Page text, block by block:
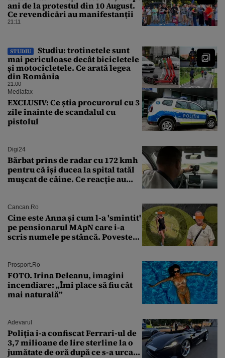
ani de la protestul din 10 August.
Ce revendicări au manifestanții
21:11
STUDIU
Studiu: trotinetele sunt
mai periculoase decât bicicletele
și motocicletele. Ce arată legea
din România
21:00
Mediafax
EXCLUSIV: Ce știa procurorul cu 3
zile înainte de scandalul cu
pistolul
Digi24
Bărbat prins de radar cu 172 kmh
pentru că își ducea la spital tatăl
muşcat de câine. Ce reacție au
Cancan.ro
Cine este Anna și cum l-a 'smintit'
pe pensionarul MApN care i-a
scris numele pe stâncă. Povestea
Transfăgărășan
Prosport.ro
FOTO. Irina Deleanu, imagini
incendiare: „Îmi place să fiu cât
mai naturală”
Adevarul
Poliția i-a confiscat Ferrari-ul de
3,7 milioane de lire sterline la o
jumătate de oră după ce s-a urcat